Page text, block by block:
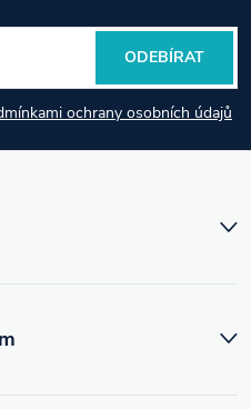
ochrany osobních údajů
ODEBÍRAT